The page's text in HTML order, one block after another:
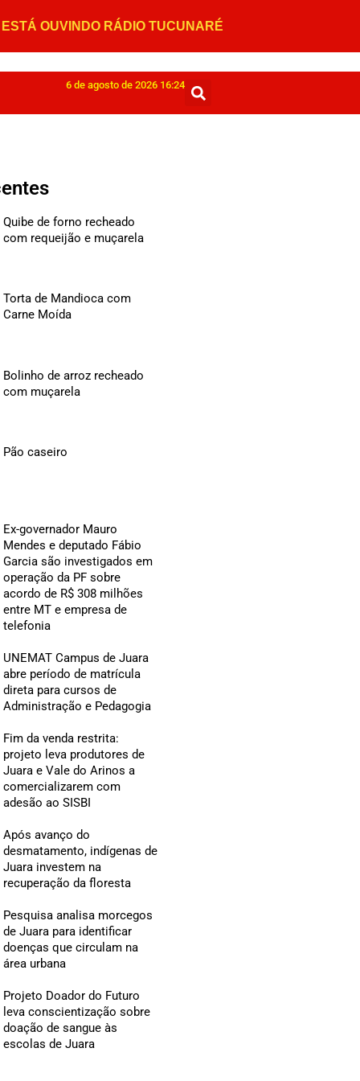
6 de agosto de 2026 16:24
Quibe de forno recheado
com requeijão e muçarela
Torta de Mandioca com
Carne Moída
Bolinho de arroz recheado
com muçarela
Pão caseiro
Ex-governador Mauro
Mendes e deputado Fábio
Garcia são investigados em
operação da PF sobre
acordo de R$ 308 milhões
entre MT e empresa de
telefonia
UNEMAT Campus de Juara
abre período de matrícula
direta para cursos de
Administração e Pedagogia
Fim da venda restrita:
projeto leva produtores de
Juara e Vale do Arinos a
comercializarem com
adesão ao SISBI
Após avanço do
desmatamento, indígenas de
Juara investem na
recuperação da floresta
Pesquisa analisa morcegos
de Juara para identificar
doenças que circulam na
área urbana
Projeto Doador do Futuro
leva conscientização sobre
doação de sangue às
escolas de Juara